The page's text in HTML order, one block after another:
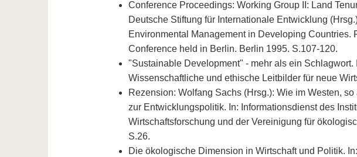
Conference Proceedings: Working Group II: Land
Deutsche Stiftung für Internationale Entwicklung
Environmental Management in Developing Countries.
Conference held in Berlin. Berlin 1995. S.107-120.
"Sustainable Development" - mehr als ein Schlagwort.
Wissenschaftliche und ethische Leitbilder für neue
Rezension: Wolfang Sachs (Hrsg.): Wie im Westen,
zur Entwicklungspolitik. In: Informationsdienst des
Wirtschaftsforschung und der Vereinigung für
S.26.
Die ökologische Dimension in Wirtschaft und Politik.